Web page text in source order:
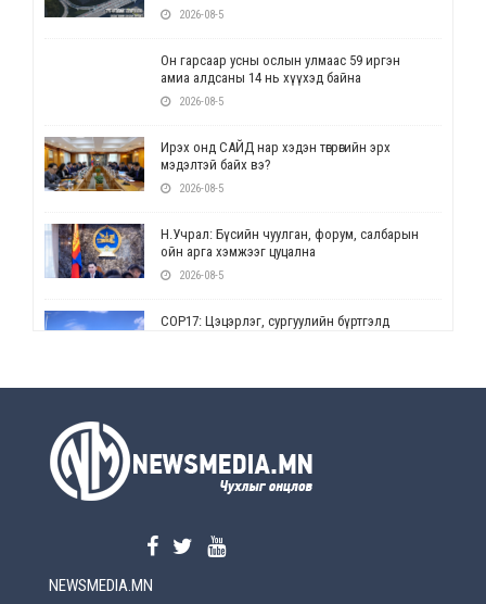
2026-08-5
Он гарсаар усны ослын улмаас 59 иргэн
амиа алдсаны 14 нь хүүхэд байна
2026-08-5
Ирэх онд САЙД нар хэдэн төгрөгийн эрх
мэдэлтэй байх вэ?
2026-08-5
Н.Учрал: Бүсийн чуулган, форум, салбарын
ойн арга хэмжээг цуцална
2026-08-5
СОР17: Цэцэрлэг, сургуулийн бүртгэлд
2026-08-5
2026-08-5
NEWSMEDIA.MN